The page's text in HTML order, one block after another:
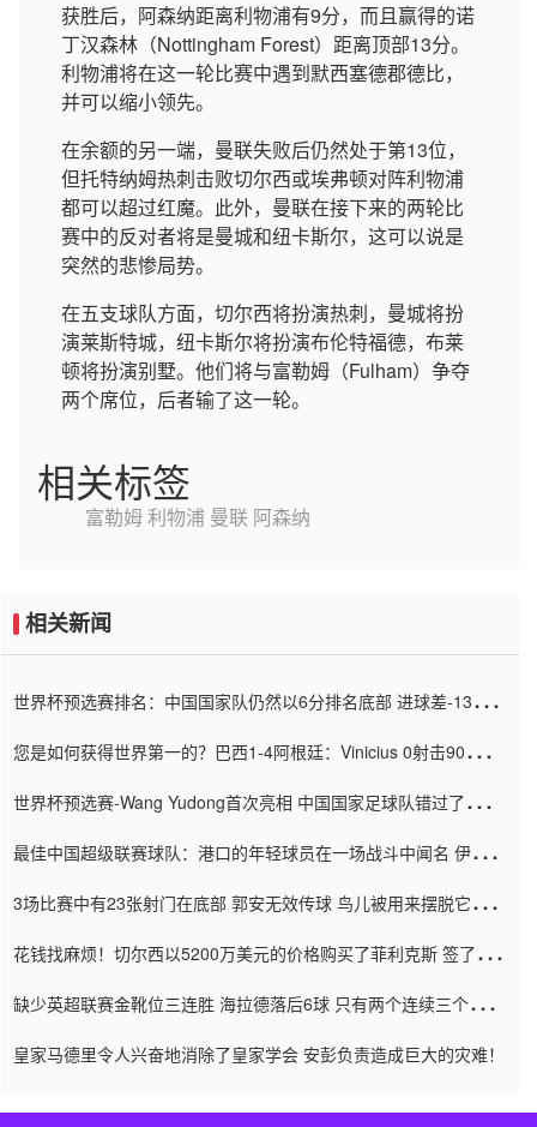
获胜后，阿森纳距离利物浦有9分，而且赢得的诺
丁汉森林（Nottingham Forest）距离顶部13分。
利物浦将在这一轮比赛中遇到默西塞德郡德比，
并可以缩小领先。
在余额的另一端，曼联失败后仍然处于第13位，
但托特纳姆热刺击败切尔西或埃弗顿对阵利物浦
都可以超过红魔。此外，曼联在接下来的两轮比
赛中的反对者将是曼城和纽卡斯尔，这可以说是
突然的悲惨局势。
在五支球队方面，切尔西将扮演热刺，曼城将扮
演莱斯特城，纽卡斯尔将扮演布伦特福德，布莱
顿将扮演别墅。他们将与富勒姆（Fulham）争夺
两个席位，后者输了这一轮。
相关标签
富勒姆利物浦 曼联 阿森纳
相关新闻
世界杯预选赛排名：中国国家队仍然以6分排名底部 进球差-13令人
您是如何获得世界第一的？巴西1-4阿根廷：Vinicius 0射击90分钟
世界杯预选赛-Wang Yudong首次亮相 中国国家足球队错过了世界
最佳中国超级联赛球队：港口的年轻球员在一场战斗中闻名 伊万放
3场比赛中有23张射门在底部 郭安无效传球 鸟儿被用来摆脱它
花钱找麻烦！切尔西以5200万美元的价格购买了菲利克斯 签了7年
缺少英超联赛金靴位三连胜 海拉德落后6球 只有两个连续三个连续
皇家马德里令人兴奋地消除了皇家学会 安彭负责造成巨大的灾难！